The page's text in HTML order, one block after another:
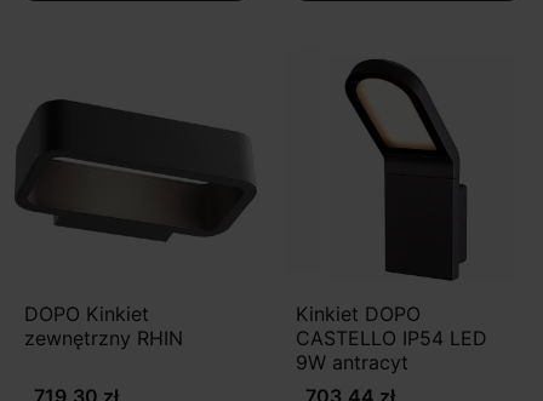
DOPO Kinkiet
zewnętrzny RHIN
719,30 zł
Kinkiet DOPO
CASTELLO IP54 LED
9W antracyt
703,44 zł